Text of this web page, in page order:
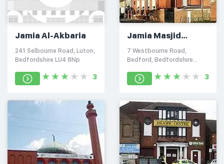
Jamia Al-Akbaria
241 Selbourne Road, Luton,
Bedfordshire LU4 8Np
3
Jamia Masjid
Gulshani Baghdad
7 Westbourne Road,
Bedford, Bedfordshire
3